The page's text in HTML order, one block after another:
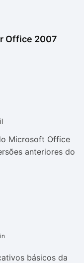
Ver mais
Ver mais
Office 2007
Microsoft Office
anteriores do
básicos da